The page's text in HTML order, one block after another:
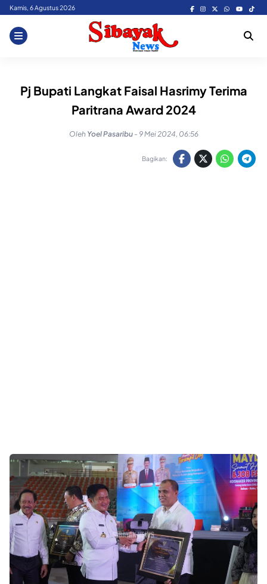
Skip
content
Kamis, 6 Agustus 2026
Pj Bupati Langkat Faisal Hasrimy Terima
Paritrana Award 2024
Oleh Yoel Pasaribu - 9 Mei 2024, 06:56
Bagikan: